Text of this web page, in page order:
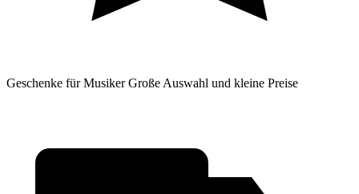
Geschenke für Musiker Große Auswahl und kleine Preise